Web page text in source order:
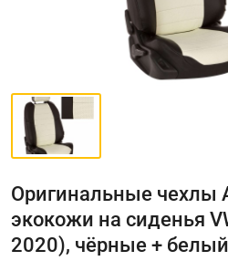
Оригинальные чехлы
экокожи на сиденья
2020), чёрные + белый